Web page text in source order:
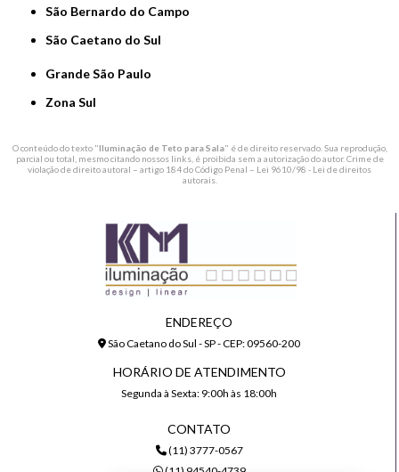
São Bernardo do Campo
São Caetano do Sul
Grande São Paulo
Zona Sul
O conteúdo do texto "Iluminação de Teto para Sala" é de direito reservado. Sua reprodução,
parcial ou total, mesmo citando nossos links, é proibida sem a autorização do autor. Crime de
violação de direito autoral – artigo 184 do Código Penal – Lei 9610/98 - Lei de direitos
autorais.
ENDEREÇO
São Caetano do Sul - SP - CEP: 09560-200
HORÁRIO DE ATENDIMENTO
Segunda à Sexta: 9:00h às 18:00h
CONTATO
(11) 3777-0567